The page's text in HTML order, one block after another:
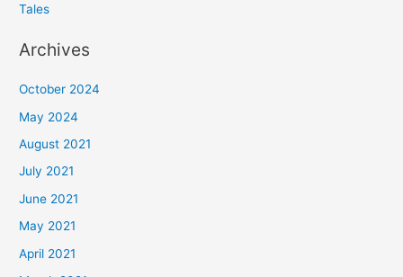
Tales
Archives
October 2024
May 2024
August 2021
July 2021
June 2021
May 2021
April 2021